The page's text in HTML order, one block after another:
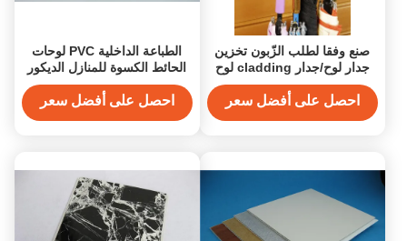
صنع وفقا لطلب الزّبون تخزين
جدار لوح/جدار cladding لوح
لمخزن تركيب
احصل على أفضل سعر
الطباعة الداخلية PVC لوحات
الحائط الكسوة للمنازل الديكور
احصل على أفضل سعر